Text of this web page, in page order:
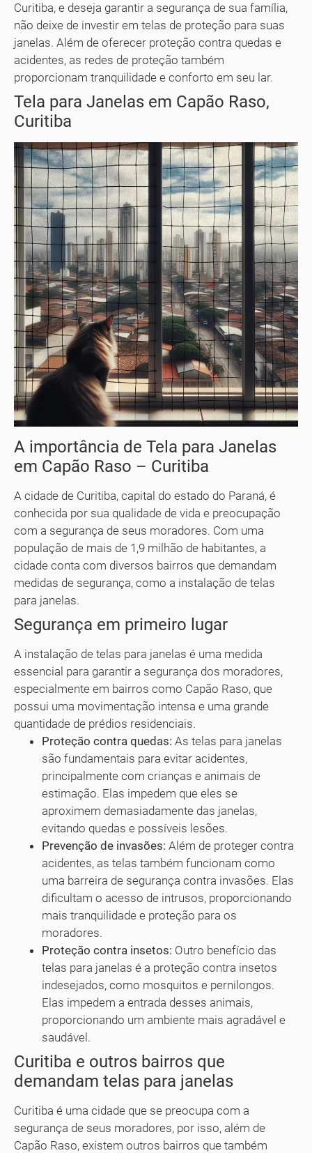
Curitiba, e deseja garantir a segurança de sua família,
não deixe de investir em telas de proteção para suas
janelas. Além de oferecer proteção contra quedas e
acidentes, as redes de proteção também
proporcionam tranquilidade e conforto em seu lar.
Tela para Janelas em Capão Raso,
Curitiba
A importância de Tela para Janelas
em Capão Raso – Curitiba
A cidade de Curitiba, capital do estado do Paraná, é
conhecida por sua qualidade de vida e preocupação
com a segurança de seus moradores. Com uma
população de mais de 1,9 milhão de habitantes, a
cidade conta com diversos bairros que demandam
medidas de segurança, como a instalação de telas
para janelas.
Segurança em primeiro lugar
A instalação de telas para janelas é uma medida
essencial para garantir a segurança dos moradores,
especialmente em bairros como Capão Raso, que
possui uma movimentação intensa e uma grande
quantidade de prédios residenciais.
Proteção contra quedas: As telas para janelas
são fundamentais para evitar acidentes,
principalmente com crianças e animais de
estimação. Elas impedem que eles se
aproximem demasiadamente das janelas,
evitando quedas e possíveis lesões.
Prevenção de invasões: Além de proteger contra
acidentes, as telas também funcionam como
uma barreira de segurança contra invasões. Elas
dificultam o acesso de intrusos, proporcionando
mais tranquilidade e proteção para os
moradores.
Proteção contra insetos: Outro benefício das
telas para janelas é a proteção contra insetos
indesejados, como mosquitos e pernilongos.
Elas impedem a entrada desses animais,
proporcionando um ambiente mais agradável e
saudável.
Curitiba e outros bairros que
demandam telas para janelas
Curitiba é uma cidade que se preocupa com a
segurança de seus moradores, por isso, além de
Capão Raso, existem outros bairros que também